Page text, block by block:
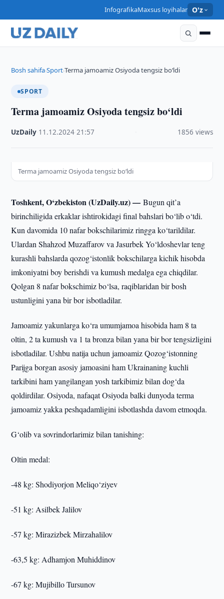
InfografikaMaxsus loyihalar O'z
Bosh sahifa›Sport›Terma jamoamiz Osiyoda tengsiz bo‘ldi
SPORT
Terma jamoamiz Osiyoda tengsiz bo‘ldi
UzDaily 11.12.2024 ·21:57 1856 views
Terma jamoamiz Osiyoda tengsiz bo‘ldi
Toshkent, O‘zbekiston (UzDaily.uz) —Bugun qit’a
birinchiligida erkaklar ishtirokidagi final bahslari bo‘lib o‘tdi.
Kun davomida 10 nafar bokschilarimiz ringga ko‘tarildilar.
Ulardan Shahzod Muzaffarov va Jasurbek Yo‘ldoshevlar teng
kurashli bahslarda qozog‘istonlik bokschilarga kichik hisobda
imkoniyatni boy berishdi va kumush medalga ega chiqdilar.
Qolgan 8 nafar bokschimiz bo‘lsa, raqiblaridan bir bosh
ustunligini yana bir bor isbotladilar.
Jamoamiz yakunlarga ko‘ra umumjamoa hisobida ham 8 ta
oltin, 2 ta kumush va 1 ta bronza bilan yana bir bor tengsizligini
isbotladilar. Ushbu natija uchun jamoamiz Qozog‘istonning
Parijga borgan asosiy jamoasini ham Ukrainaning kuchli
tarkibini ham yangilangan yosh tarkibimiz bilan dog‘da
qoldirdilar. Osiyoda, nafaqat Osiyoda balki dunyoda terma
jamoamiz yakka peshqadamligini isbotlashda davom etmoqda.
G‘olib va sovrindorlarimiz bilan tanishing:
Oltin medal:
-48 kg: Shodiyorjon Meliqo‘ziyev
-51 kg: Asilbek Jalilov
-57 kg: Mirazizbek Mirzahalilov
-63,5 kg: Adhamjon Muhiddinov
-67 kg: Mujibillo Tursunov